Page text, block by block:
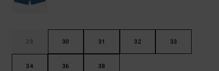
28 30 31 32 33
34 36 38